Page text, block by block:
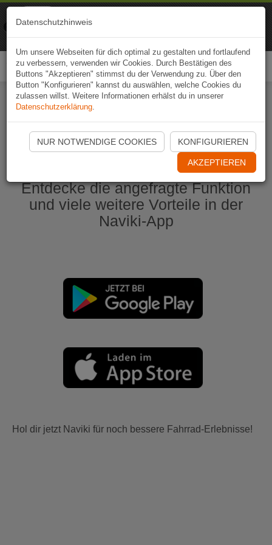
Naviki App jetzt öffnen
Entdecke die angefragte Funktion
und viele weitere Vorteile in der
Naviki-App
Hol dir jetzt Naviki für noch bessere Fahrrad-Erlebnisse!
Datenschutzhinweis
Um unsere Webseiten für dich optimal zu gestalten und fortlaufend
zu verbessern, verwenden wir Cookies. Durch Bestätigen des
Buttons "Akzeptieren" stimmst du der Verwendung zu. Über den
Button "Konfigurieren" kannst du auswählen, welche Cookies du
zulassen willst. Weitere Informationen erhälst du in unserer
Datenschutzerklärung.
NUR NOTWENDIGE COOKIES KONFIGURIEREN
AKZEPTIEREN
Naviki